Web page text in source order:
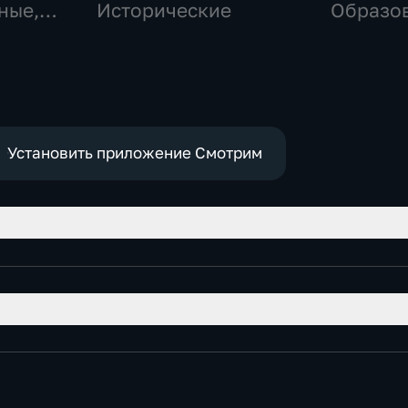
Исторические
Установить приложение Смотрим